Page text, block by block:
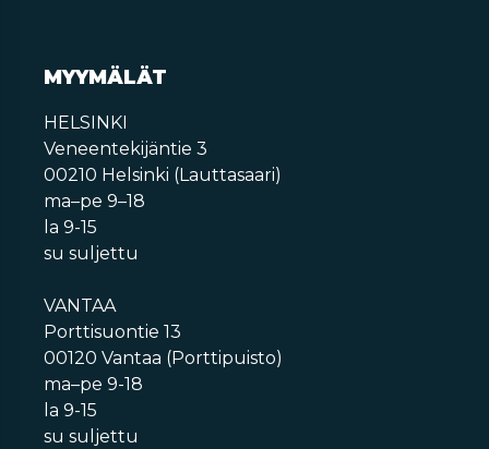
MYYMÄLÄT
HELSINKI
Veneentekijäntie 3
00210 Helsinki (Lauttasaari)
ma–pe 9–18
la 9-15
su suljettu
VANTAA
Porttisuontie 13
00120 Vantaa (Porttipuisto)
ma–pe 9-18
la 9-15
su suljettu